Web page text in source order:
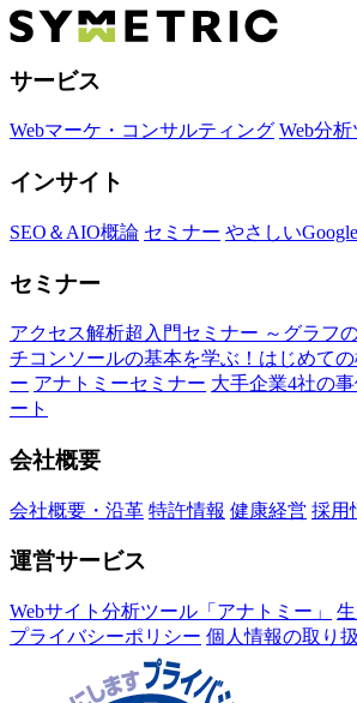
サービス
Webマーケ・コンサルティング Web分
インサイト
SEO＆AIO概論 セミナー やさしい
セミナー
アクセス解析超入門セミナー ～グラフ
チコンソールの基本を学ぶ！はじめて
ー アナトミーセミナー 大手企業4社の
ート
会社概要
会社概要・沿革 特許情報 健康経営 採用
運営サービス
Webサイト分析ツール「アナトミー」
プライバシーポリシー 個人情報の取り